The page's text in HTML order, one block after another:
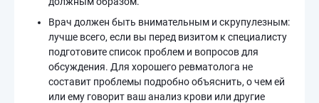
Врач должен быть внимательным и скрупулезным:
лучше всего, если вы перед визитом к специалисту
подготовите список проблем и вопросов для
обсуждения. Для хорошего ревматолога не
составит проблемы подробно объяснить, о чем ей
или ему говорит ваш анализ крови или другие